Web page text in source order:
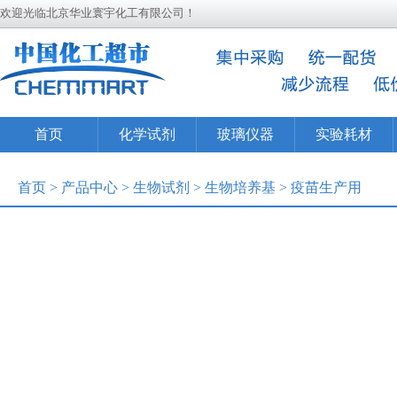
欢迎光临北京华业寰宇化工有限公司！
首页 化学试剂 玻璃仪器 实验耗材
首页 > 产品中心 > 生物试剂 > 生物培养基 > 疫苗生产用